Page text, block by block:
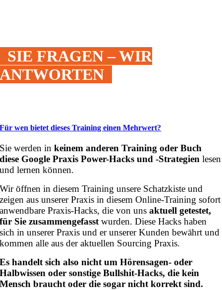
SIE FRAGEN – WIR
ANTWORTEN
Für wen bietet dieses Training einen Mehrwert?
Sie werden inkeinem anderen Training oder Buch
diese Google Praxis Power-Hacks und -Strategien lesen
und lernen können.
Wir öffnen in diesem Training unsere Schatzkiste und
zeigen aus unserer Praxis in diesem Online-Training sofort
anwendbare Praxis-Hacks, die von unsaktuell getestet,
für Sie zusammengefasst wurden. Diese Hacks haben
sich in unserer Praxis und er unserer Kunden bewährt und
kommen alle aus der aktuellen Sourcing Praxis.
Es handelt sich also nicht um Hörensagen- oder
Halbwissen oder sonstige Bullshit-Hacks, die kein
Mensch braucht oder die sogar nicht korrekt sind.